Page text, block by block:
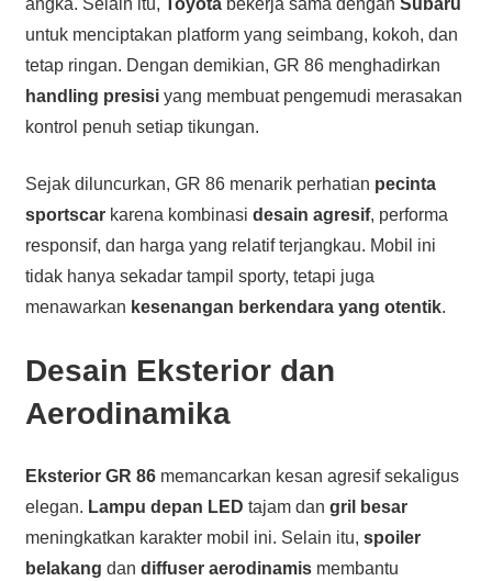
angka. Selain itu, Toyotabekerja sama dengan Subaru
untuk menciptakan platform yang seimbang, kokoh, dan
tetap ringan. Dengan demikian, GR 86 menghadirkan
handling presisiyang membuat pengemudi merasakan
kontrol penuh setiap tikungan.
Sejak diluncurkan, GR 86 menarik perhatian pecinta
sportscarkarena kombinasi desain agresif, performa
responsif, dan harga yang relatif terjangkau. Mobil ini
tidak hanya sekadar tampil sporty, tetapi juga
menawarkan kesenangan berkendara yang otentik.
Desain Eksterior dan
Aerodinamika
Eksterior GR 86memancarkan kesan agresif sekaligus
elegan. Lampu depan LED tajam dan gril besar
meningkatkan karakter mobil ini. Selain itu, spoiler
belakang dan diffuser aerodinamismembantu